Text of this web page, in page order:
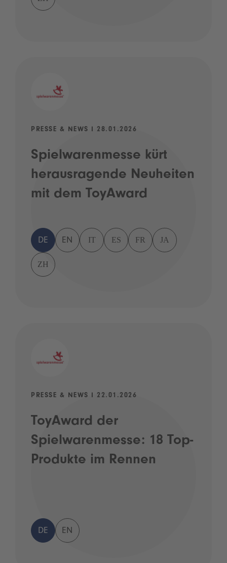
PRESSE & NEWS I 28.01.2026
Spielwarenmesse kürt
herausragende Neuheiten
mit dem ToyAward
DE EN IT ES FR JA
ZH
PRESSE & NEWS I 22.01.2026
ToyAward der
Spielwarenmesse: 18 Top-
Produkte im Rennen
DE EN